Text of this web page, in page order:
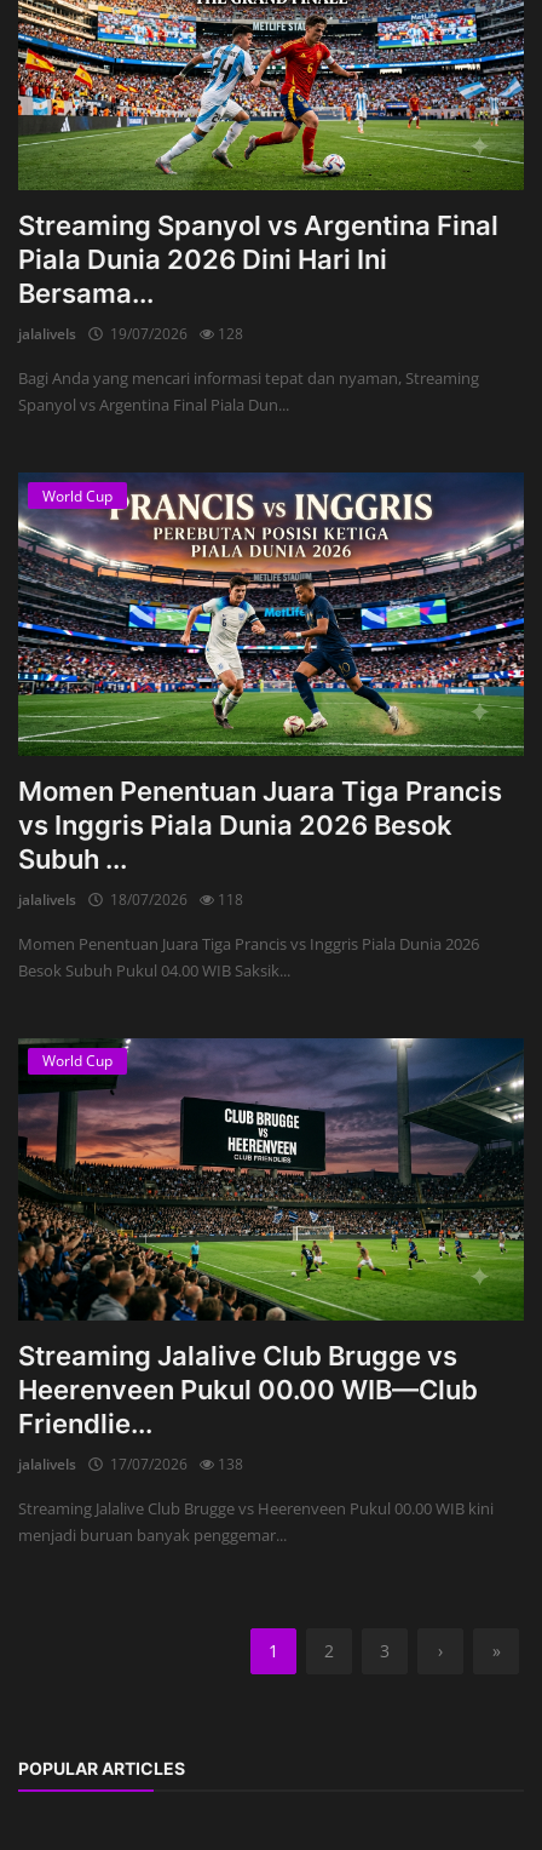
Streaming Spanyol vs Argentina Final
Piala Dunia 2026 Dini Hari Ini
Bersama...
jalalivels 19/07/2026 128
Bagi Anda yang mencari informasi tepat dan nyaman, Streaming
Spanyol vs Argentina Final Piala Dun...
World Cup
Momen Penentuan Juara Tiga Prancis
vs Inggris Piala Dunia 2026 Besok
Subuh ...
jalalivels 18/07/2026 118
Momen Penentuan Juara Tiga Prancis vs Inggris Piala Dunia 2026
Besok Subuh Pukul 04.00 WIB Saksik...
World Cup
Streaming Jalalive Club Brugge vs
Heerenveen Pukul 00.00 WIB—Club
Friendlie...
jalalivels 17/07/2026 138
Streaming Jalalive Club Brugge vs Heerenveen Pukul 00.00 WIB kini
menjadi buruan banyak penggemar...
1 2 3 › »
POPULAR ARTICLES